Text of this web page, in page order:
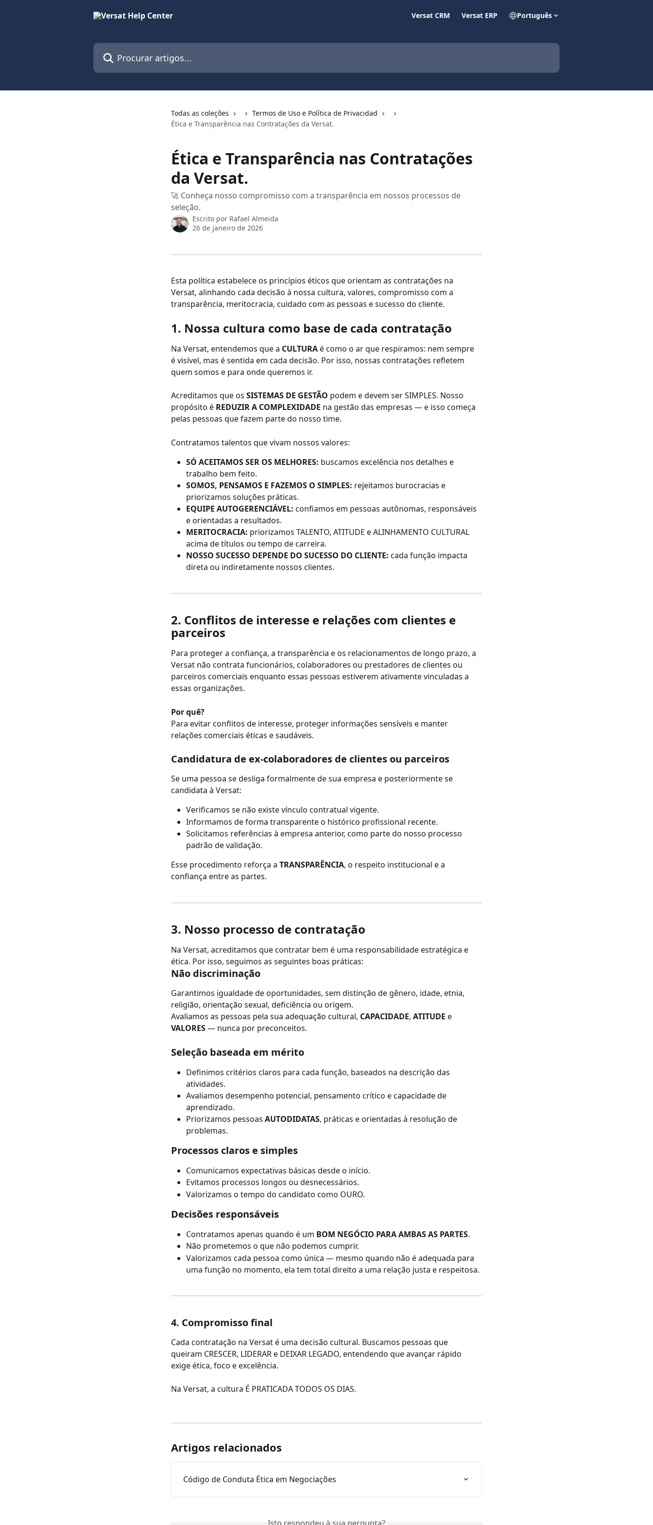
Versat CRM Versat ERP Português
Procurar artigos...
Todas as coleções
Termos de Uso e Política de Privacidad
Ética e Transparência nas Contratações da Versat.
Ética e Transparência nas Contratações
da Versat.
🚀 Conheça nosso compromisso com a transparência em nossos processos de
seleção.
Escrito por Rafael Almeida
26 de janeiro de 2026
Esta política estabelece os princípios éticos que orientam as contratações na
Versat, alinhando cada decisão à nossa cultura, valores, compromisso com a
transparência, meritocracia, cuidado com as pessoas e sucesso do cliente.
1. Nossa cultura como base de cada contratação
Na Versat, entendemos que a CULTURA é como o ar que respiramos: nem sempre
é visível, mas é sentida em cada decisão. Por isso, nossas contratações refletem
quem somos e para onde queremos ir.
Acreditamos que os SISTEMAS DE GESTÃO podem e devem ser SIMPLES. Nosso
propósito é REDUZIR A COMPLEXIDADE na gestão das empresas — e isso começa
pelas pessoas que fazem parte do nosso time.
Contratamos talentos que vivam nossos valores:
SÓ ACEITAMOS SER OS MELHORES: buscamos excelência nos detalhes e
trabalho bem feito.
SOMOS, PENSAMOS E FAZEMOS O SIMPLES: rejeitamos burocracias e
priorizamos soluções práticas.
EQUIPE AUTOGERENCIÁVEL: confiamos em pessoas autônomas, responsáveis
e orientadas a resultados.
MERITOCRACIA: priorizamos TALENTO, ATITUDE e ALINHAMENTO CULTURAL
acima de títulos ou tempo de carreira.
NOSSO SUCESSO DEPENDE DO SUCESSO DO CLIENTE: cada função impacta
direta ou indiretamente nossos clientes.
2. Conflitos de interesse e relações com clientes e
parceiros
Para proteger a confiança, a transparência e os relacionamentos de longo prazo, a
Versat não contrata funcionários, colaboradores ou prestadores de clientes ou
parceiros comerciais enquanto essas pessoas estiverem ativamente vinculadas a
essas organizações.
Por quê?
Para evitar conflitos de interesse, proteger informações sensíveis e manter
relações comerciais éticas e saudáveis.
Candidatura de ex-colaboradores de clientes ou parceiros
Se uma pessoa se desliga formalmente de sua empresa e posteriormente se
candidata à Versat:
Verificamos se não existe vínculo contratual vigente.
Informamos de forma transparente o histórico profissional recente.
Solicitamos referências à empresa anterior, como parte do nosso processo
padrão de validação.
Esse procedimento reforça a TRANSPARÊNCIA, o respeito institucional e a
confiança entre as partes.
3. Nosso processo de contratação
Na Versat, acreditamos que contratar bem é uma responsabilidade estratégica e
ética. Por isso, seguimos as seguintes boas práticas:
Não discriminação
Garantimos igualdade de oportunidades, sem distinção de gênero, idade, etnia,
religião, orientação sexual, deficiência ou origem.
Avaliamos as pessoas pela sua adequação cultural, CAPACIDADE, ATITUDE e
VALORES — nunca por preconceitos.
Seleção baseada em mérito
Definimos critérios claros para cada função, baseados na descrição das
atividades.
Avaliamos desempenho potencial, pensamento crítico e capacidade de
aprendizado.
Priorizamos pessoas AUTODIDATAS, práticas e orientadas à resolução de
problemas.
Processos claros e simples
Comunicamos expectativas básicas desde o início.
Evitamos processos longos ou desnecessários.
Valorizamos o tempo do candidato como OURO.
Decisões responsáveis
Contratamos apenas quando é um BOM NEGÓCIO PARA AMBAS AS PARTES.
Não prometemos o que não podemos cumprir.
Valorizamos cada pessoa como única — mesmo quando não é adequada para
uma função no momento, ela tem total direito a uma relação justa e respeitosa.
4. Compromisso final
Cada contratação na Versat é uma decisão cultural. Buscamos pessoas que
queiram CRESCER, LIDERAR e DEIXAR LEGADO, entendendo que avançar rápido
exige ética, foco e excelência.
Na Versat, a cultura É PRATICADA TODOS OS DIAS.
Artigos relacionados
Código de Conduta Ética em Negociações